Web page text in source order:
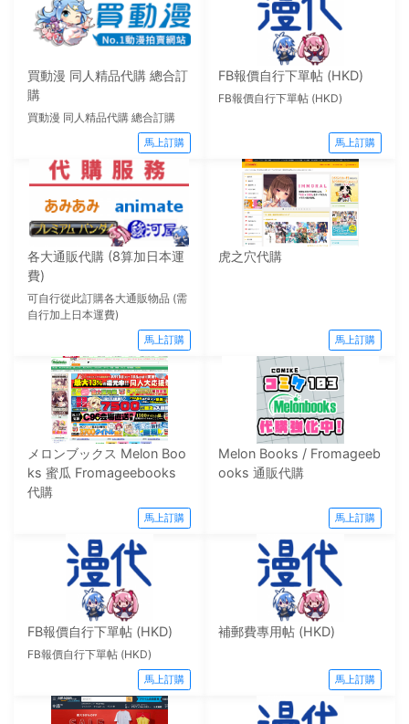
買動漫 同人精品代購 總合訂
購
買動漫 同人精品代購 總合訂購
馬上訂購
FB報價自行下單帖 (HKD)
FB報價自行下單帖 (HKD)
馬上訂購
各大通販代購 (8算加日本運
費)
可自行從此訂購各大通販物品 (需
自行加上日本運費)
馬上訂購
虎之穴代購
馬上訂購
メロンブックス Melon Boo
ks 蜜瓜 Fromageebooks
代購
馬上訂購
Melon Books / Fromageeb
ooks 通販代購
馬上訂購
FB報價自行下單帖 (HKD)
FB報價自行下單帖 (HKD)
馬上訂購
補郵費專用帖 (HKD)
馬上訂購